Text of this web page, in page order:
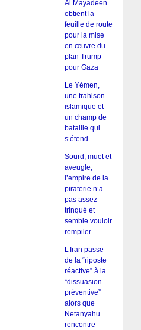
Al Mayadeen
obtient la
feuille de route
pour la mise
en œuvre du
plan Trump
pour Gaza
Le Yémen,
une trahison
islamique et
un champ de
bataille qui
s’étend
Sourd, muet et
aveugle,
l’empire de la
piraterie n’a
pas assez
trinqué et
semble vouloir
rempiler
L’Iran passe
de la “riposte
réactive” à la
“dissuasion
préventive”
alors que
Netanyahu
rencontre